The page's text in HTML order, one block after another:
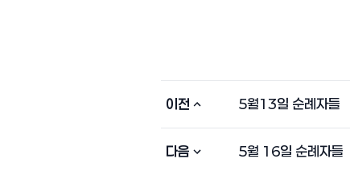
이전 5월13일 순례자들
다음 5월 16일 순례자들